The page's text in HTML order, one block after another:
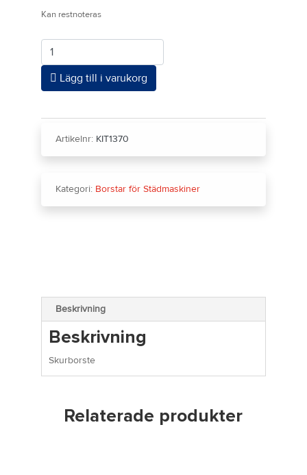
Kan restnoteras
Antal
Lägg till i varukorg
Artikelnr: KIT1370
Kategori: Borstar för Städmaskiner
Beskrivning
Beskrivning
Skurborste
Relaterade produkter